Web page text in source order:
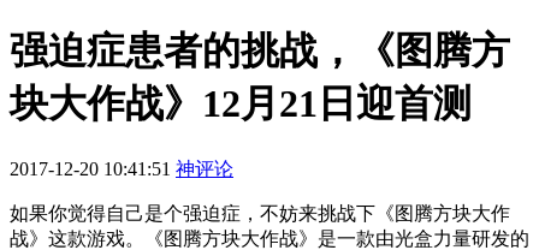
强迫症患者的挑战，《图腾方
块大作战》12月21日迎首测
2017-12-20 10:41:51 神评论
如果你觉得自己是个强迫症，不妨来挑战下《图腾方块大作
战》这款游戏。《图腾方块大作战》是一款由光盒力量研发的